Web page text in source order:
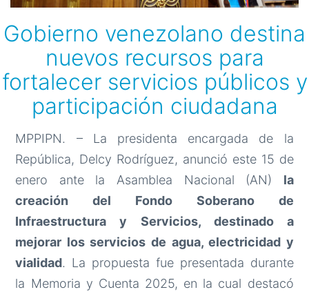
Gobierno venezolano destina
nuevos recursos para
fortalecer servicios públicos y
participación ciudadana
MPPIPN. – La presidenta encargada de la
República, Delcy Rodríguez, anunció este 15 de
enero ante la Asamblea Nacional (AN) la
creación del Fondo Soberano de
Infraestructura y Servicios, destinado a
mejorar los servicios de agua, electricidad y
vialidad. La propuesta fue presentada durante
la Memoria y Cuenta 2025, en la cual destacó